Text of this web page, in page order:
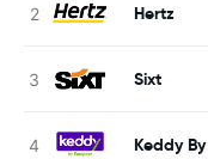
Hertz
Sixt
Keddy